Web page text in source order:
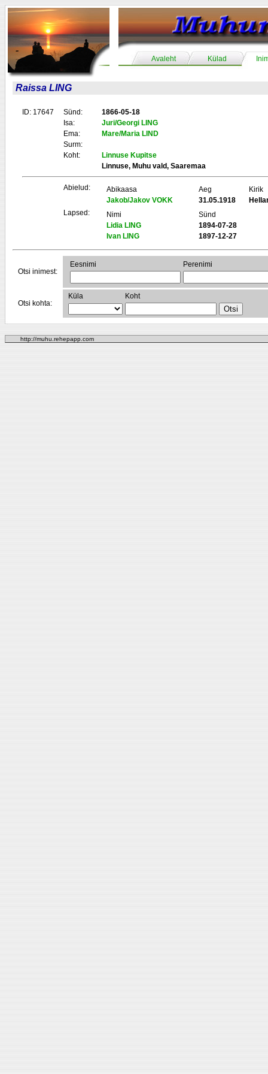
Avaleht Külad
Raissa LING
ID: 17647 Sünd:
1866-05-18
Isa:
Juri/Georgi LING
Ema:
Mare/Maria LIND
Surm:
Koht:
Linnuse Kupitse
Linnuse, Muhu vald, Saaremaa
Abielud: Abikaasa Aeg
Kirik
Jakob/Jakov VOKK
31.05.1918
Lapsed:
Nimi
Sünd
Lidia LING
1894-07-28
Ivan LING
1897-12-27
Otsi inimest:
Eesnimi Perenimi
Otsi kohta:
Küla Koht
http://muhu.rehepapp.com